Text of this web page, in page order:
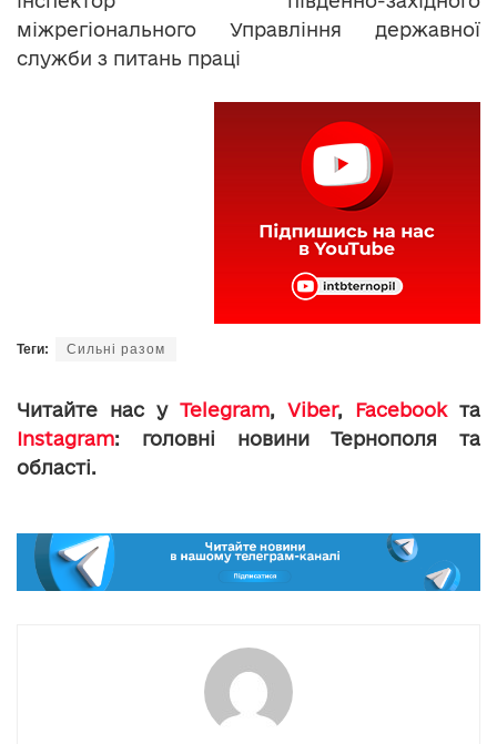
міжрегіонального Управління державної
служби з питань праці
Теги: Сильні разом
Читайте нас у Telegram, Viber, Facebookта
Instagram: головні новини Тернополя та
області.